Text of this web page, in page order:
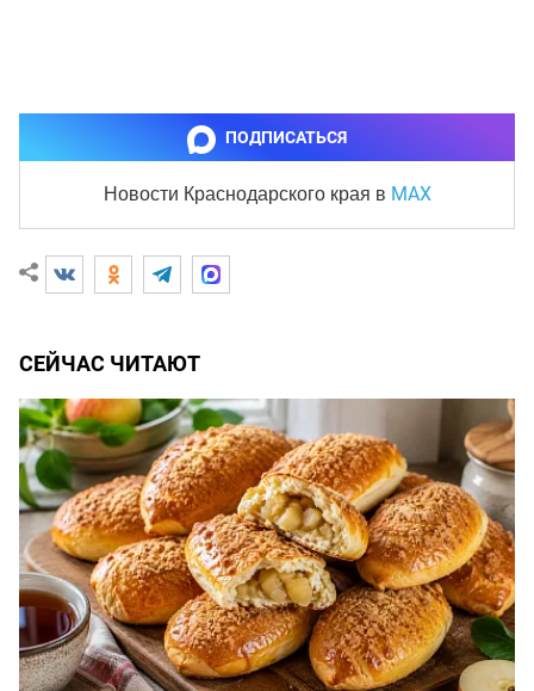
ПОДПИСАТЬСЯ
Новости Краснодарского края в MAX
СЕЙЧАС ЧИТАЮТ